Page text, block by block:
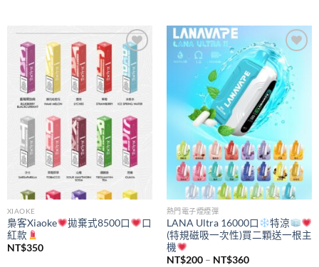
Add to
wishlist
XIAOKE
梟客Xiaoke 拋棄式8500口
口
紅款
NT$350
Add to
wishlist
熱門電子煙煙彈
LANA Ultra 16000口
特涼
(特規磁吸一次性)買二顆送一根主
機
NT$200 – NT$360價